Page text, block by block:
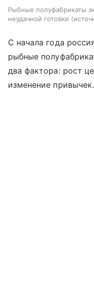
Рыбные полуфабрикаты
неудачной готовки
С начала года
рыбные
два фактора: рост
изменение привычек.